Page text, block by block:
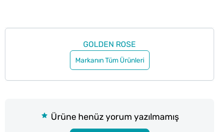
GOLDEN ROSE
Markanın Tüm Ürünleri
Ürüne henüz yorum yazılmamış